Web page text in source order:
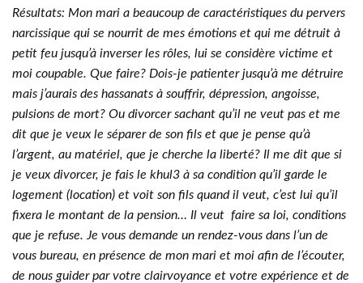
Résultats: Mon mari a beaucoup de caractéristiques du pervers
narcissique qui se nourrit de mes émotions et qui me détruit à
petit feu jusqu’à inverser les rôles, lui se considère victime et
moi coupable. Que faire? Dois-je patienter jusqu’à me détruire
mais j’aurais des hassanats à souffrir, dépression, angoisse,
pulsions de mort? Ou divorcer sachant qu’il ne veut pas et me
dit que je veux le séparer de son fils et que je pense qu’à
l’argent, au matériel, que je cherche la liberté? Il me dit que si
je veux divorcer, je fais le khul3 à sa condition qu’il garde le
logement (location) et voit son fils quand il veut, c’est lui qu’il
fixera le montant de la pension… Il veut faire sa loi, conditions
que je refuse. Je vous demande un rendez-vous dans l’un de
vous bureau, en présence de mon mari et moi afin de l’écouter,
de nous guider par votre clairvoyance et votre expérience et de